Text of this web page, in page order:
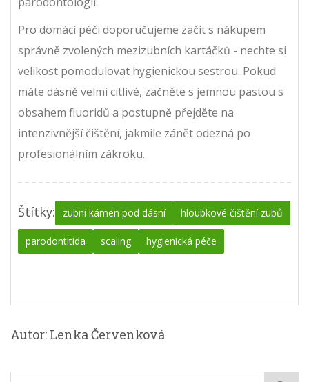
Pro domácí péči doporučujeme začít s nákupem
správně zvolených mezizubních kartáčků - nechte si
velikost pomodulovat hygienickou sestrou. Pokud
máte dásně velmi citlivé, začněte s jemnou pastou s
obsahem fluoridů a postupně přejděte na
intenzivnější čištění, jakmile zánět odezná po
profesionálním zákroku.
Štítky: zubní kámen pod dásní hloubkové čištění zubů
parodontitida scaling hygienická péče
Autor: Lenka Červenková